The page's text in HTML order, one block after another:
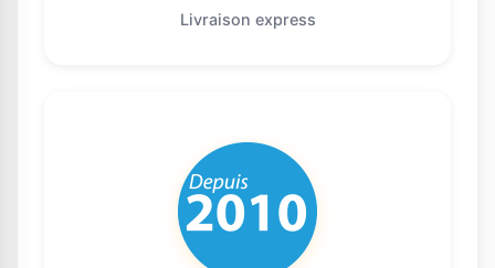
Livraison express